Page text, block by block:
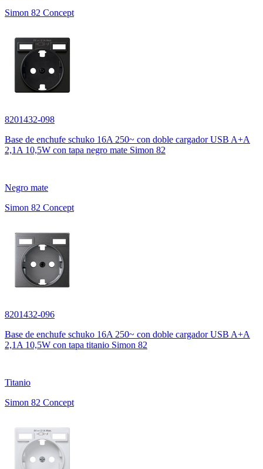
Simon 82 Concept
8201432-098
Base de enchufe schuko 16A 250~ con doble cargador USB A+A
2,1A 10,5W con tapa negro mate Simon 82
Negro mate
Simon 82 Concept
8201432-096
Base de enchufe schuko 16A 250~ con doble cargador USB A+A
2,1A 10,5W con tapa titanio Simon 82
Titanio
Simon 82 Concept